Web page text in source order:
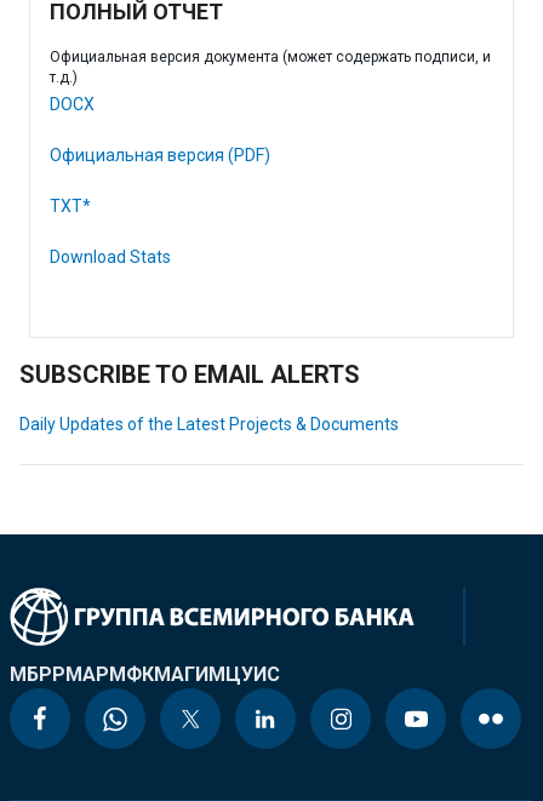
ПОЛНЫЙ ОТЧЕТ
Официальная версия документа (может содержать подписи, и
т.д.)
DOCX
Официальная версия (PDF)
TXT*
Download Stats
SUBSCRIBE TO EMAIL ALERTS
Daily Updates of the Latest Projects & Documents
МБРРМАРМФКМАГИМЦУИС